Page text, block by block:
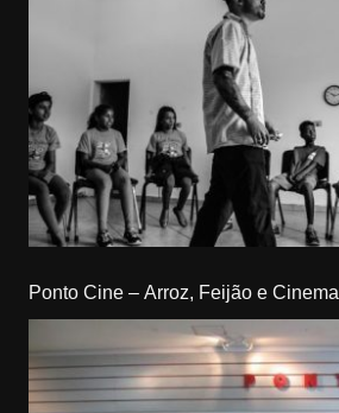
Ponto Cine – Arroz, Feijão e Cinema